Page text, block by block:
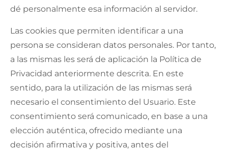
dé personalmente esa información al servidor.
Las cookies que permiten identificar a una
persona se consideran datos personales. Por tanto,
a las mismas les será de aplicación la Política de
Privacidad anteriormente descrita. En este
sentido, para la utilización de las mismas será
necesario el consentimiento del Usuario. Este
consentimiento será comunicado, en base a una
elección auténtica, ofrecido mediante una
decisión afirmativa y positiva, antes del